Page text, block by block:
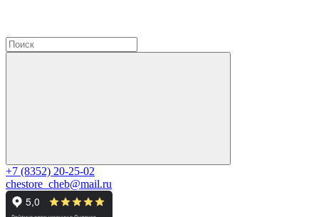
+7 (8352) 20-25-02
chestore_cheb@mail.ru